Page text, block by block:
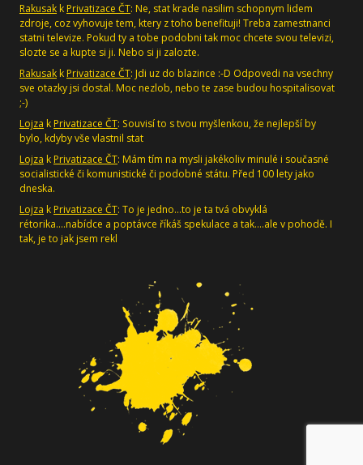
Rakusak k Privatizace ČT: Ne, stat krade nasilim schopnym lidem
zdroje, coz vyhovuje tem, ktery z toho benefituji! Treba zamestnanci
statni televize. Pokud ty a tobe podobni tak moc chcete svou televizi,
slozte se a kupte si ji. Nebo si ji zalozte.
Rakusak k Privatizace ČT: Jdi uz do blazince :-D Odpovedi na vsechny
sve otazky jsi dostal. Moc nezlob, nebo te zase budou hospitalisovat
;-)
Lojza k Privatizace ČT: Souvisí to s tvou myšlenkou, že nejlepší by
bylo, kdyby vše vlastnil stat
Lojza k Privatizace ČT: Mám tím na mysli jakékoliv minulé i současné
socialistické či komunistické či podobné státu. Před 100 lety jako
dneska.
Lojza k Privatizace ČT: To je jedno...to je ta tvá obvyklá
rétorika....nabídce a poptávce říkáš spekulace a tak....ale v pohodě. I
tak, je to jak jsem rekl